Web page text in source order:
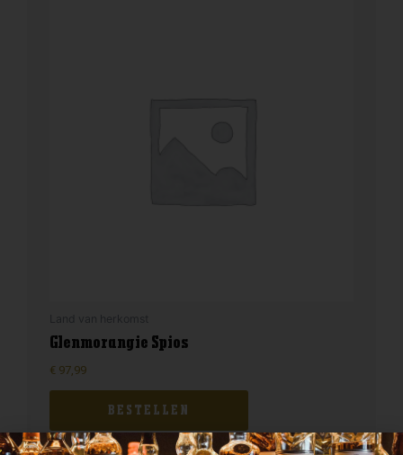
Glenmorangie Spios
€ 97,99
BESTELLEN